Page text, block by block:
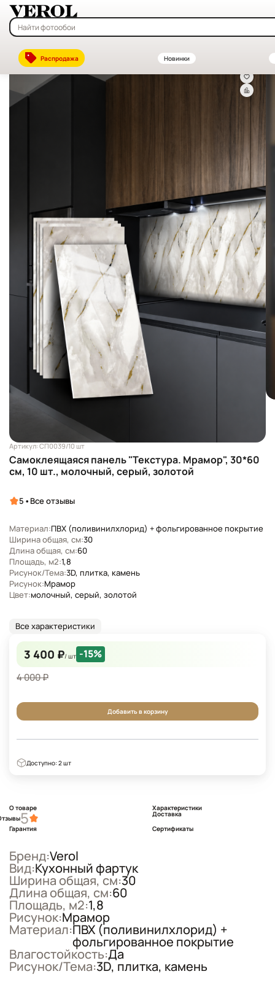
Распродажа Новинки
Главная—Каталог
Артикул: СП0039/10 шт
Самоклеящаяся панель "Текстура. Мрамор", 30*60
см, 10 шт., молочный, серый, золотой
5 • Все отзывы
Материал:ПВХ (поливинилхлорид) + фольгированное покрытие
Ширина общая, см:30
Длина общая, см:60
Площадь, м2:1,8
Рисунок/Тема:3D, плитка, камень
Рисунок:Мрамор
Цвет:молочный, серый, золотой
Все характеристики
3 400 ₽/ шт -15%
4 000 ₽
Добавить в корзину
Доступно: 2 шт
О товаре
Характеристики
5
Доставка
Гарантия
Сертификаты
Бренд:Verol
Вид:Кухонный фартук
Ширина общая, см:30
Длина общая, см:60
Площадь, м2:1,8
Рисунок:Мрамор
Материал:ПВХ (поливинилхлорид) +
фольгированное покрытие
Влагостойкость:Да
Рисунок/Тема:3D, плитка, камень